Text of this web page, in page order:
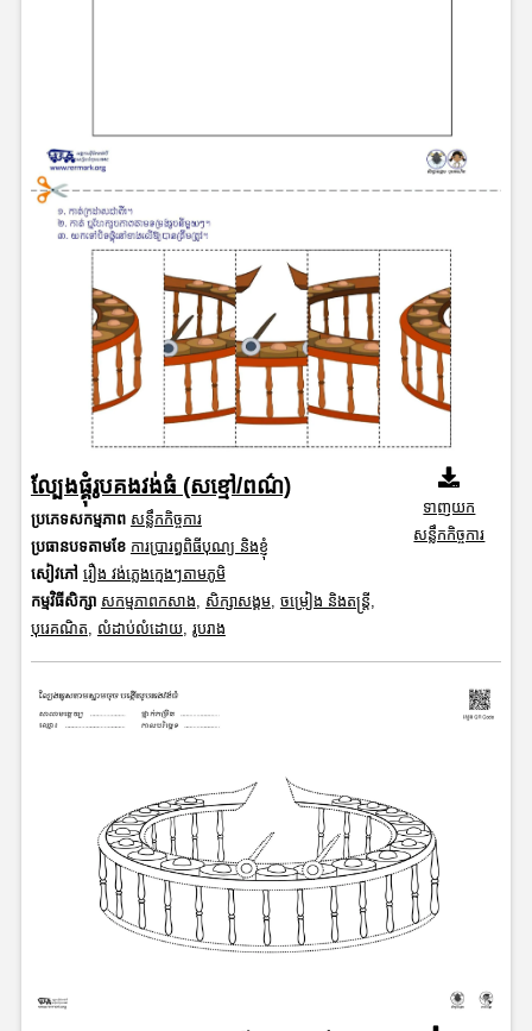
ល្បែងផ្គុំរូបគងវង់ធំ (សខ្មៅ/ពណ៌)
ប្រភេទសកម្មភាព សន្លឹកកិច្ចការ
ប្រធានបទតាមខែ ការប្រារព្ធពិធីបុណ្យ និងខ្ញុំ
សៀវភៅ រឿង វង់ភ្លេងក្មេងៗតាមភូមិ
កម្មវិធីសិក្សា សកម្មភាពកសាង, សិក្សាសង្គម, ចម្រៀង និងតន្ត្រី,
បុរេគណិត, លំដាប់លំដោយ, រូបរាង
ទាញយក
សន្លឹកកិច្ចការ